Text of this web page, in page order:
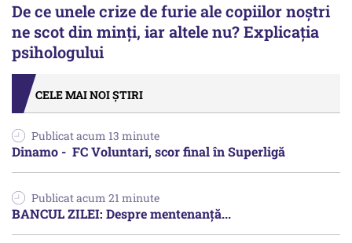
De ce unele crize de furie ale copiilor noștri
ne scot din minți, iar altele nu? Explicația
psihologului
CELE MAI NOI ȘTIRI
Publicat acum 13 minute
Dinamo - FC Voluntari, scor final în Superligă
Publicat acum 21 minute
BANCUL ZILEI: Despre mentenanță...